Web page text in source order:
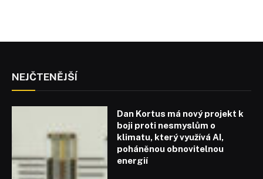
NEJČTENĚJŠÍ
Dan Kortus má nový projekt k
boji proti nesmyslům o
klimatu, který využívá AI,
poháněnou obnovitelnou
energií